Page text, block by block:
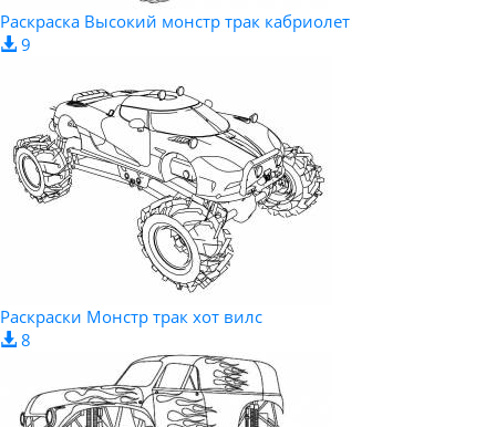
Раскраска Высокий монстр трак кабриолет
9
Раскраски Монстр трак хот вилс
8